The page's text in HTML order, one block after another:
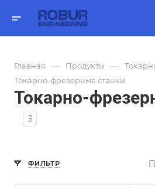
Главная — Продукты —
Токарно-фрезерные станки
Токарно-
3
ФИЛЬТР